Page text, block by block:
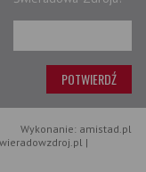
Wykonanie: amistad.pl
|